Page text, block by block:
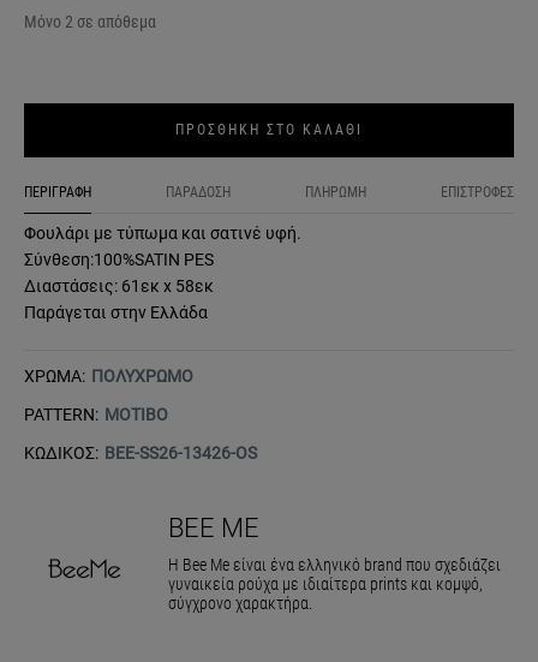
Μόνο 2 σε απόθεμα
ΠΡΟΣΘΗΚΗ ΣΤΟ ΚΑΛΑΘΙ
ΠΕΡΙΓΡΑΦΗ ΠΑΡΑΔΟΣΗ ΠΛΗΡΩΜΗ ΕΠΙΣΤΡΟΦΕΣ
Φουλάρι με τύπωμα και σατινέ υφή.
Σύνθεση:100%SATIN PES
Διαστάσεις: 61εκ x 58εκ
Παράγεται στην Ελλάδα
ΧΡΩΜΑ: ΠΟΛΥΧΡΩΜΟ
PATTERN: ΜΟΤΙΒΟ
ΚΩΔΙΚΟΣ: BEE-SS26-13426-OS
BEE ME
Η Bee Me είναι ένα ελληνικό brand που σχεδιάζει
γυναικεία ρούχα με ιδιαίτερα prints και κομψό,
σύγχρονο χαρακτήρα.